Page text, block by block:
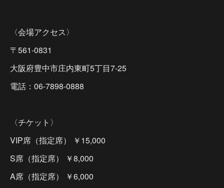
〈会場アクセス〉
〒561-0831
大阪府豊中市庄内東町5丁目7-25
電話：06-7898-0888
〈チケット〉
VIP席（指定席） ￥15,000
S席（指定席） ￥8,000
A席（指定席） ￥6,000